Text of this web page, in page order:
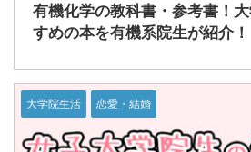
有機化学の教科書・参考書！
すめの本を有機系院生が紹介！
大学院生活 恋愛・結婚